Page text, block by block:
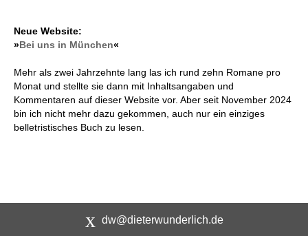
Neue Website:
»Bei uns in München«
Mehr als zwei Jahrzehnte lang las ich rund zehn Romane pro
Monat und stellte sie dann mit Inhaltsangaben und
Kommentaren auf dieser Website vor. Aber seit November 2024
bin ich nicht mehr dazu gekommen, auch nur ein einziges
belletristisches Buch zu lesen.
dw@dieterwunderlich.de